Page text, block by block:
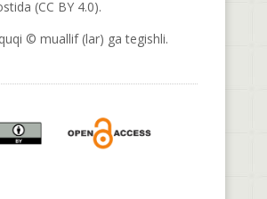
(CC BY 4.0).
© muallif (lar) ga tegishli.